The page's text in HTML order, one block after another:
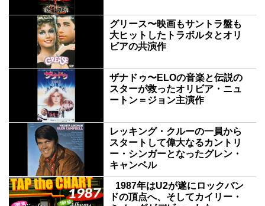
グリース〜映画もサントラ盤も
大ヒットしたトラボルタとオリ
ビアの共演作
ザナドゥ〜ELOの音楽と伝説の
スターが救ったオリビア・ニュ
ートン＝ジョン主演作
レッキング・クルーの一員から
スタートして偉大なるカントリ
ー・シンガーとなったグレン・
キャンベル
1987年はU2が遂にロックバン
ドの頂点へ、そしてカイリー・